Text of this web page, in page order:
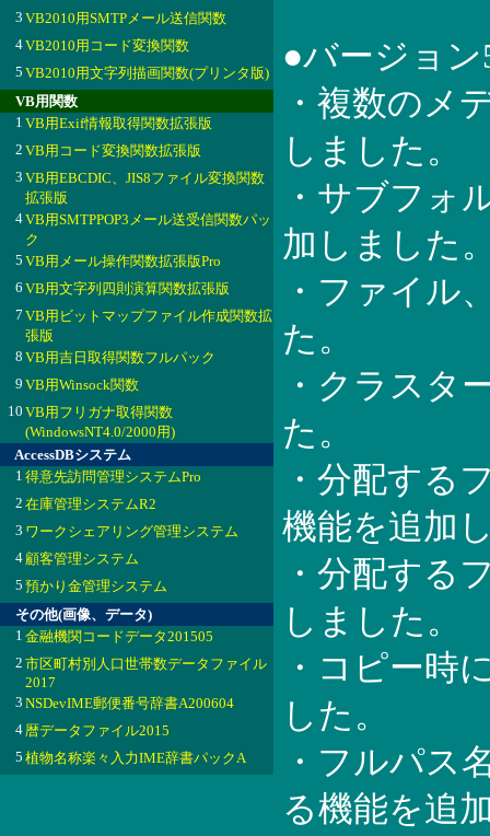
3 VB2010用SMTPメール送信関数
4VB2010用コード変換関数
5 VB2010用文字列描画関数(プリンタ版)
VB用関数
1 VB用Exif情報取得関数拡張版
2 VB用コード変換関数拡張版
3 VB用EBCDIC、JIS8ファイル変換関数
拡張版
4VB用SMTPPOP3メール送受信関数パッ
ク
5 VB用メール操作関数拡張版Pro
6 VB用文字列四則演算関数拡張版
7 VB用ビットマップファイル作成関数拡
張版
8 VB用吉日取得関数フルパック
9 VB用Winsock関数
10 VB用フリガナ取得関数
(WindowsNT4.0/2000用)
AccessDBシステム
1 得意先訪問管理システムPro
2 在庫管理システムR2
3 ワークシェアリング管理システム
4顧客管理システム
5 預かり金管理システム
その他(画像、データ)
1 金融機関コードデータ201505
2 市区町村別人口世帯数データファイル
2017
3 NSDevIME郵便番号辞書A200604
4暦データファイル2015
5 植物名称楽々入力IME辞書パックA
●バージョ
・複数のメ
しました。
・サブフォ
加しました
・ファイル
た。
・クラスタ
た。
・分配する
機能を追加
・分配する
しました。
・コピー時
した。
・フルパス
る機能を追